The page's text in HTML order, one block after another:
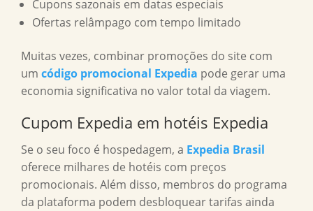
Cupons sazonais em datas especiais
Ofertas relâmpago com tempo limitado
Muitas vezes, combinar promoções do site com
um código promocional Expedia pode gerar uma
economia significativa no valor total da viagem.
Cupom Expedia em hotéis Expedia
Se o seu foco é hospedagem, a Expedia Brasil
oferece milhares de hotéis com preços
promocionais. Além disso, membros do programa
da plataforma podem desbloquear tarifas ainda